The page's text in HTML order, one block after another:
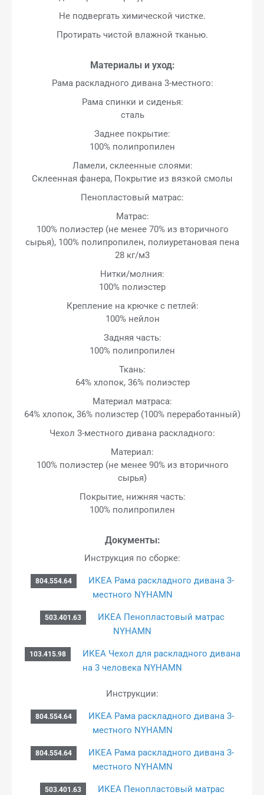
Не подвергать химической чистке.
Протирать чистой влажной тканью.
Материалы и уход:
Рама раскладного дивана 3-местного:
Рама спинки и сиденья:
сталь
Заднее покрытие:
100% полипропилен
Ламели, склеенные слоями:
Склеенная фанера, Покрытие из вязкой смолы
Пенопластовый матрас:
Матрас:
100% полиэстер (не менее 70% из вторичного
сырья), 100% полипропилен, полиуретановая пена
28 кг/м3
Нитки/молния:
100% полиэстер
Крепление на крючке с петлей:
100% нейлон
Задняя часть:
100% полипропилен
Ткань:
64% хлопок, 36% полиэстер
Материал матраса:
64% хлопок, 36% полиэстер (100% переработанный)
Чехол 3-местного дивана раскладного:
Материал:
100% полиэстер (не менее 90% из вторичного
сырья)
Покрытие, нижняя часть:
100% полипропилен
Документы:
Инструкция по сборке:
804.554.64
ИКЕА Рама раскладного дивана 3-
местного NYHAMN
503.401.63
ИКЕА Пенопластовый матрас
NYHAMN
103.415.98
ИКЕА Чехол для раскладного дивана
на 3 человека NYHAMN
Инструкции:
804.554.64
ИКЕА Рама раскладного дивана 3-
местного NYHAMN
804.554.64
ИКЕА Рама раскладного дивана 3-
местного NYHAMN
503.401.63
ИКЕА Пенопластовый матрас